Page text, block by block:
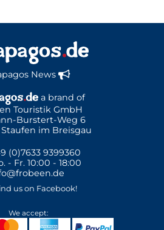
News
a brand of
Touristik GmbH
Burstert-Weg 6
Staufen im Breisgau
(0)7633 9399360
- Fr. 10:00 - 18:00
us on Facebook!
We accept: